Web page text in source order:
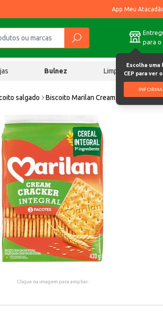
App Meu
para o
Escolha uma
CEP para ver
Bulnez Limpeza
salgado Biscoito Marilan Cream Cracker
Clique na imagem para ampliar.